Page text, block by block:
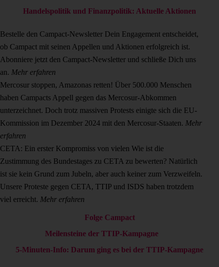
Handelspolitik und Finanzpolitik: Aktuelle Aktionen
Bestelle den Campact-Newsletter Dein Engagement entscheidet,
ob Campact mit seinen Appellen und Aktionen erfolgreich ist.
Abonniere jetzt den Campact-Newsletter und schließe Dich uns
an. Mehr erfahren
Mercosur stoppen, Amazonas retten! Über 500.000 Menschen
haben Campacts Appell gegen das Mercosur-Abkommen
unterzeichnet. Doch trotz massiven Protests einigte sich die EU-
Kommission im Dezember 2024 mit den Mercosur-Staaten. Mehr
erfahren
CETA: Ein erster Kompromiss von vielen Wie ist die
Zustimmung des Bundestages zu CETA zu bewerten? Natürlich
ist sie kein Grund zum Jubeln, aber auch keiner zum Verzweifeln.
Unsere Proteste gegen CETA, TTIP und ISDS haben trotzdem
viel erreicht. Mehr erfahren
Folge Campact
Meilensteine der TTIP-Kampagne
5-Minuten-Info: Darum ging es bei der TTIP-Kampagne